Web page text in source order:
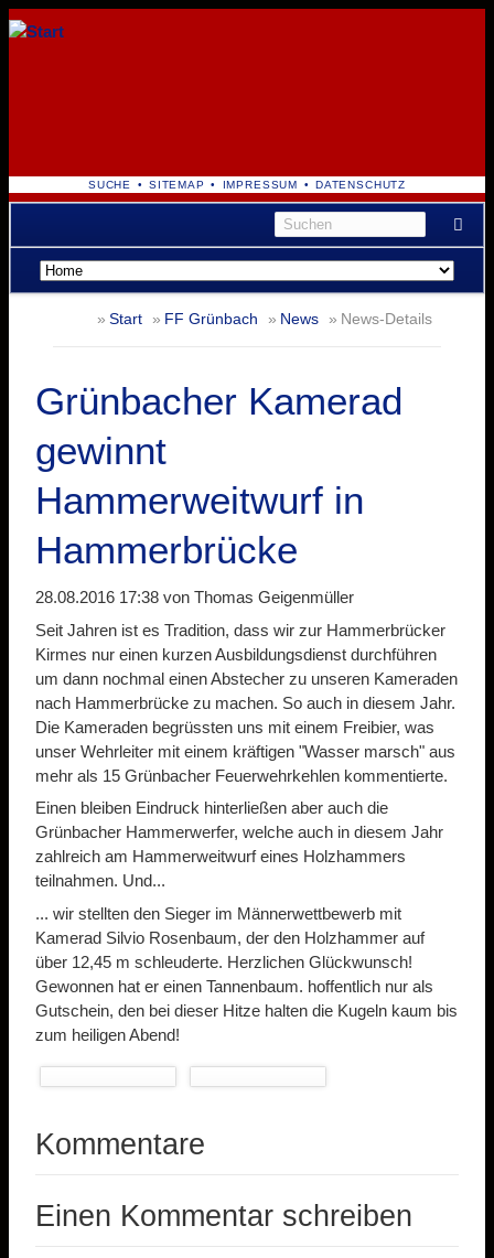
NAVIGATION
ÜBERSPRINGEN
SUCHE SITEMAP IMPRESSUM DATENSCHUTZ
Navigation
überspringen
Start FF Grünbach News News-Details
Grünbacher Kamerad
gewinnt
Hammerweitwurf in
Hammerbrücke
28.08.2016 17:38 von Thomas Geigenmüller
Seit Jahren ist es Tradition, dass wir zur Hammerbrücker
Kirmes nur einen kurzen Ausbildungsdienst durchführen
um dann nochmal einen Abstecher zu unseren Kameraden
nach Hammerbrücke zu machen. So auch in diesem Jahr.
Die Kameraden begrüssten uns mit einem Freibier, was
unser Wehrleiter mit einem kräftigen "Wasser marsch" aus
mehr als 15 Grünbacher Feuerwehrkehlen kommentierte.
Einen bleiben Eindruck hinterließen aber auch die
Grünbacher Hammerwerfer, welche auch in diesem Jahr
zahlreich am Hammerweitwurf eines Holzhammers
teilnahmen. Und...
... wir stellten den Sieger im Männerwettbewerb mit
Kamerad Silvio Rosenbaum, der den Holzhammer auf
über 12,45 m schleuderte. Herzlichen Glückwunsch!
Gewonnen hat er einen Tannenbaum. hoffentlich nur als
Gutschein, den bei dieser Hitze halten die Kugeln kaum bis
zum heiligen Abend!
Kommentare
Einen Kommentar schreiben